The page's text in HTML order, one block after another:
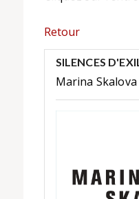
Retour
SILENCES
Marina